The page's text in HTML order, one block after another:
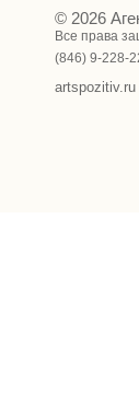
© 2026
Все права
(846) 9-228-
artspozitiv.ru